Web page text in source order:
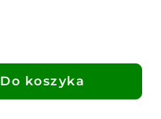
Do koszyka